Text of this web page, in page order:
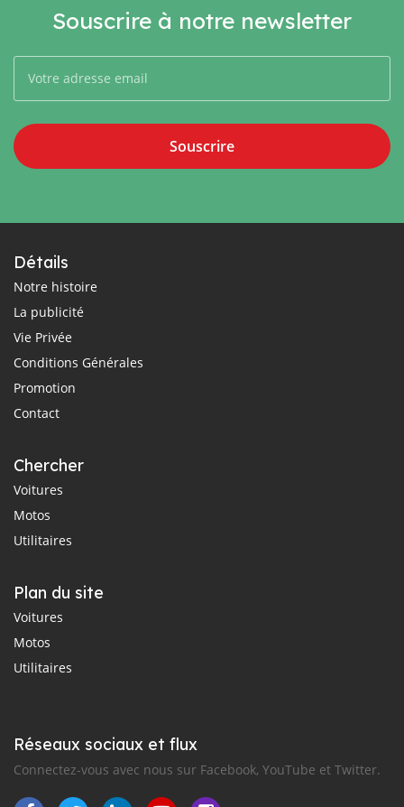
Souscrire à notre newsletter
Souscrire
Détails
Notre histoire
La publicité
Vie Privée
Conditions Générales
Promotion
Contact
Chercher
Voitures
Motos
Utilitaires
Plan du site
Voitures
Motos
Utilitaires
Réseaux sociaux et flux
Connectez-vous avec nous sur Facebook, YouTube et Twitter.